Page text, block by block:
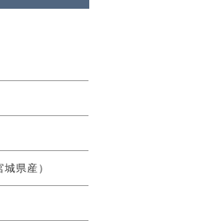
県産）